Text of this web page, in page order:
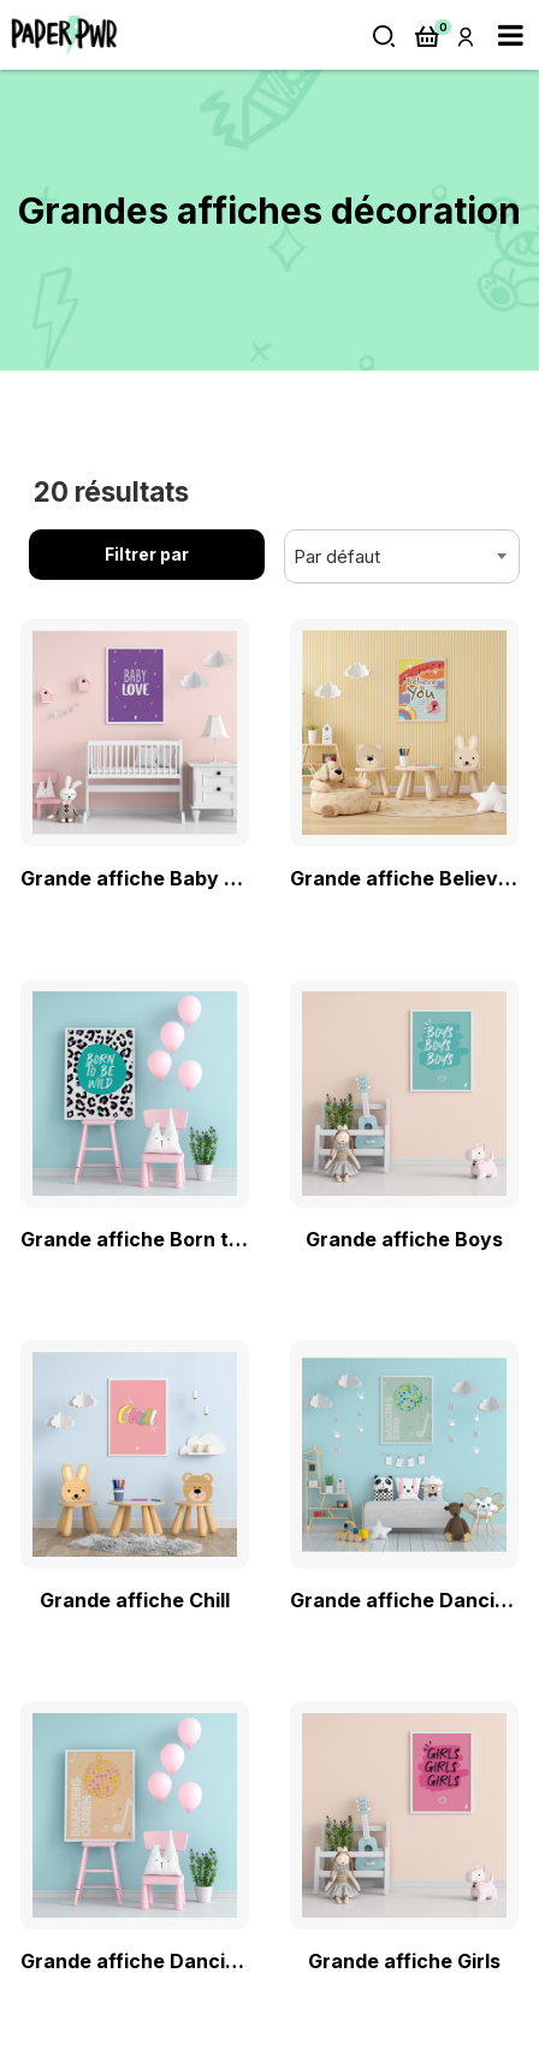
0
Grandes affiches décoration
20 résultats
Filtrer par
Grande affiche Baby Love Grande affiche Believe in You
Grande affiche Born to be Wild Grande affiche Boys
Grande affiche Chill Grande affiche Dancing King
Grande affiche Dancing Queen Grande affiche Girls